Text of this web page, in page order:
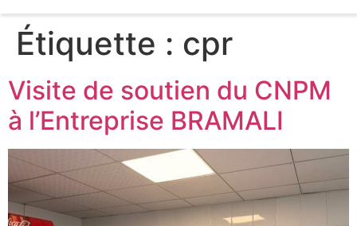
Étiquette : cpr
Visite de soutien du CNPM
à l’Entreprise BRAMALI